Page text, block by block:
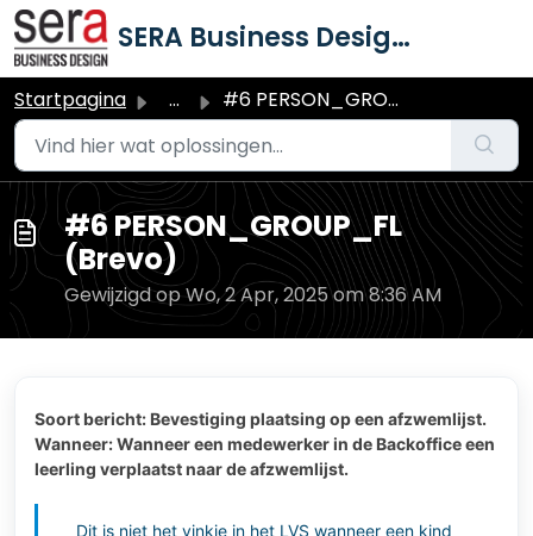
Doorgaan naar hoofdinhoud
SERA Business Design B.V.
Startpagina ... #6 PERSON_GROUP_FL (Brevo)
#6 PERSON_GROUP_FL
(Brevo)
Gewijzigd op Wo, 2 Apr, 2025 om 8:36 AM
Soort bericht: Bevestiging plaatsing op een afzwemlijst.
Wanneer: Wanneer een medewerker in de Backoffice een
leerling verplaatst naar de afzwemlijst.
Dit is niet het vinkje in het LVS wanneer een kind